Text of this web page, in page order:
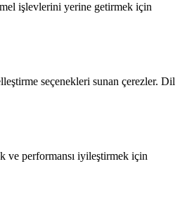
işlevlerini yerine getirmek için
seçenekleri sunan çerezler. Dil
ve performansı iyileştirmek için